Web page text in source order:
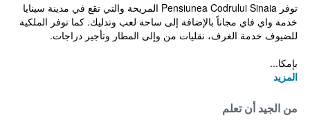
توفر Pensiunea Codrului Sinaia المريحة والتي تقع في مدينة سينايا
خدمة واي فاي مجاناً بالإضافة إلى ساحة لعب وتدليك. كما توفر الملكية
للضيوف خدمة الغرف، نقليات من وإلى المطار وتأجير دراجات.
بإمكا...
المزيد
من الجيد أن تعلم